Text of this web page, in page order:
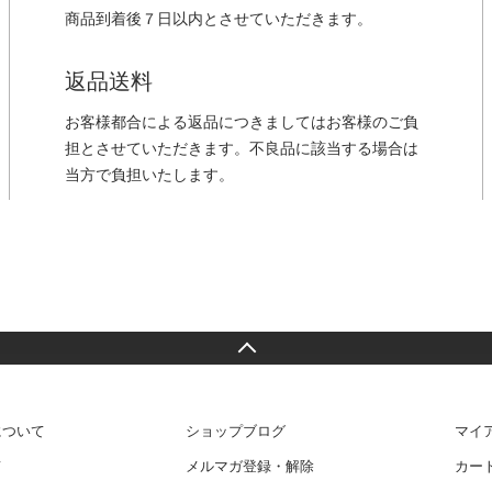
商品到着後７日以内とさせていただきます。
返品送料
お客様都合による返品につきましてはお客様のご負
担とさせていただきます。不良品に該当する場合は
当方で負担いたします。
いて ショップブログ
メルマガ登録・解除
マイ
カー